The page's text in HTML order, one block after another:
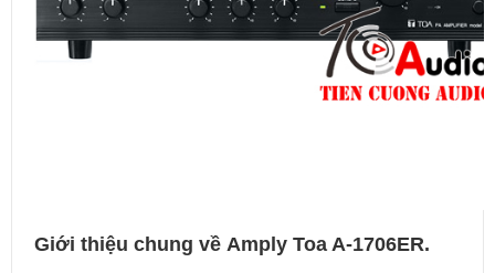
Giới thiệu chung về Amply Toa A-1706ER.